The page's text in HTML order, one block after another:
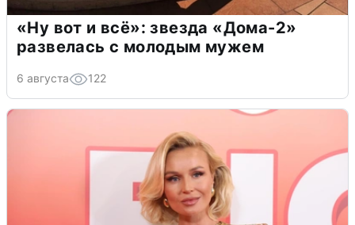
«Ну вот и всё»: звезда «Дома-2»
развелась с молодым мужем
6 августа 122